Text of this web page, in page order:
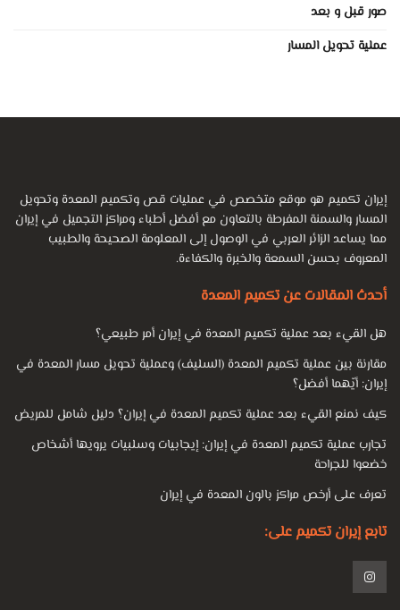
صور قبل و بعد
عملية تحويل المسار
إيران تكميم هو موقع متخصص في عمليات قص وتكميم المعدة وتحويل
المسار والسمنة المفرطة بالتعاون مع أفضل أطباء ومراكز التجميل في إيران
مما يساعد الزائر العربي في الوصول إلى المعلومة الصحيحة والطبيب
المعروف بحسن السمعة والخبرة والكفاءة.
أحدث المقالات عن تكميم المعدة
هل القيء بعد عملية تكميم المعدة في إيران أمر طبيعي؟
مقارنة بين عملية تكميم المعدة (السليف) وعملية تحويل مسار المعدة في
إيران: أيّهما أفضل؟
كيف نمنع القيء بعد عملية تكميم المعدة في إيران؟ دليل شامل للمريض
تجارب عملية تكميم المعدة في إيران: إيجابيات وسلبيات يرويها أشخاص
خضعوا للجراحة
تعرف على أرخص مراكز بالون المعدة في إيران
تابع إيران تكميم على: